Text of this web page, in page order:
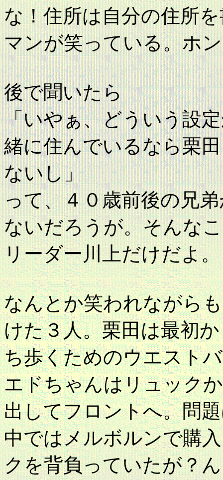
な！住所は自分の住所
マンが笑っている。ホ
後で聞いたら
「いやぁ、どういう設
緒に住んでいるなら栗
ないし」
って、４０歳前後の兄
ないだろうが。そんな
リーダー川上だけだよ。
なんとか笑われながら
けた３人。栗田は最初
ち歩くためのウエスト
エドちゃんはリュック
出してフロントへ。問
中ではメルボルンで購
クを背負っていたが？